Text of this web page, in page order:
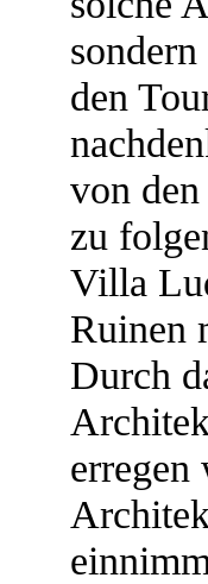
den
von
zu
Villa
Ruinen
Durch